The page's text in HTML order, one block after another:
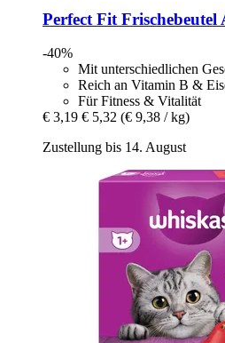
Perfect Fit Frischebeutel
-40%
Mit unterschiedlichen
Reich an Vitamin B &
Für Fitness & Vitalität
€ 3,19 € 5,32 (€ 9,38 / kg)
Zustellung bis 14. August